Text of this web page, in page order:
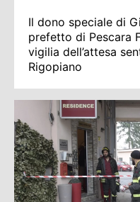
Il dono speciale di
prefetto di Pescara
vigilia dell’attesa
Rigopiano